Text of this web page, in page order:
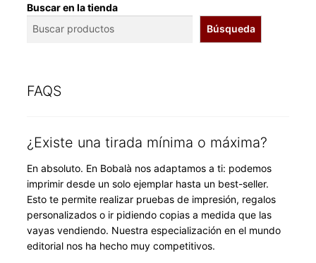
Buscar en la tienda
Búsqueda
FAQS
¿Existe una tirada mínima o máxima?
En absoluto. En Bobalà nos adaptamos a ti: podemos
imprimir desde un solo ejemplar hasta un best-seller.
Esto te permite realizar pruebas de impresión, regalos
personalizados o ir pidiendo copias a medida que las
vayas vendiendo. Nuestra especialización en el mundo
editorial nos ha hecho muy competitivos.